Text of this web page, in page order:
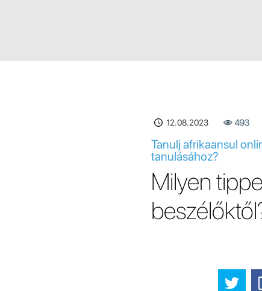
12.08.2023 493
Tanulj afrikaansul
tanulásához?
Milyen